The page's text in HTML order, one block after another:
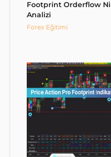
Footprint Orderflow
Analizi
Forex Eğitimi